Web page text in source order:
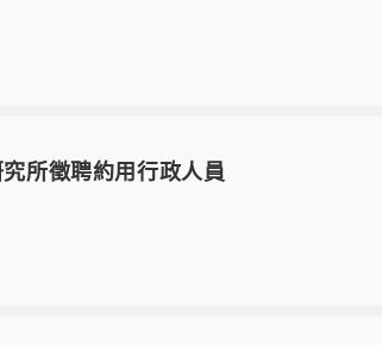
所徵聘約用行政人員